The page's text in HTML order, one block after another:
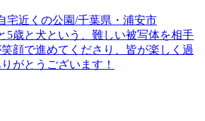
近くの公園/千葉県・浦安市
5歳と犬という、難しい被写体を相手
顔で進めてくださり、皆が楽しく過
がとうございます！